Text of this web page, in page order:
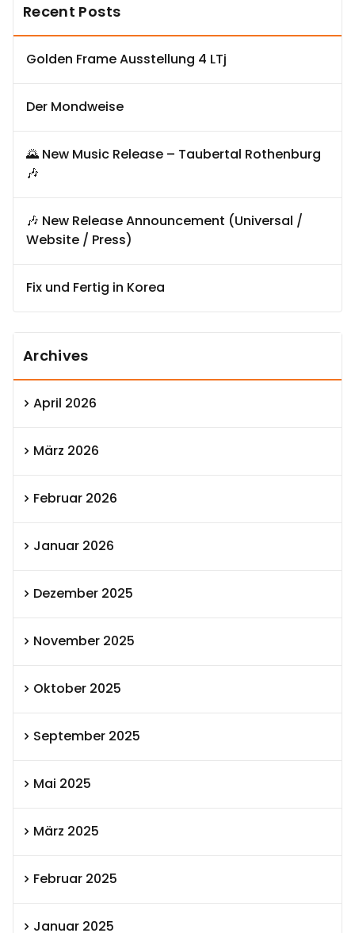
Recent Posts
Golden Frame Ausstellung 4 LTj
Der Mondweise
🌄 New Music Release – Taubertal Rothenburg
🎶
🎶 New Release Announcement (Universal /
Website / Press)
Fix und Fertig in Korea
Archives
April 2026
März 2026
Februar 2026
Januar 2026
Dezember 2025
November 2025
Oktober 2025
September 2025
Mai 2025
März 2025
Februar 2025
Januar 2025